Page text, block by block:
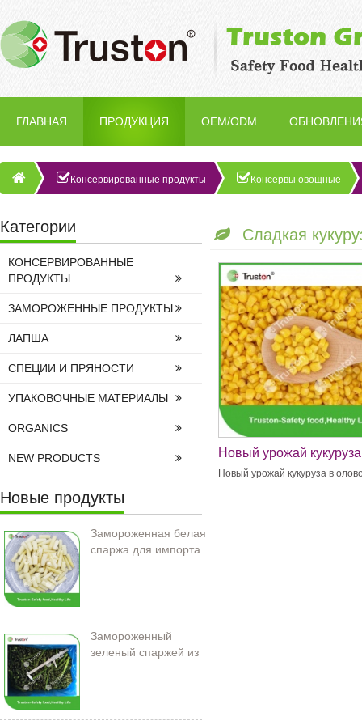
ГЛАВНАЯ ПРОДУКЦИЯ OEM/ODM
Консервированные продукты Консервы овощные
Категории
КОНСЕРВИРОВАННЫЕ
ПРОДУКТЫ
ЗАМОРОЖЕННЫЕ ПРОДУКТЫ
ЛАПША
СПЕЦИИ И ПРЯНОСТИ
УПАКОВОЧНЫЕ МАТЕРИАЛЫ
ORGANICS
NEW PRODUCTS
Новые продукты
Замороженная белая
спаржа для импорта
Замороженный
зеленый спаржей из
Сладкая
Новый урожай
олово
Новый урожай кукуруза в